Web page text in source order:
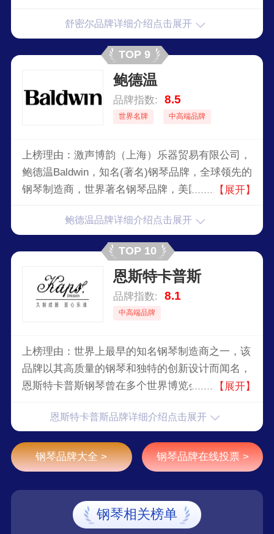
员管理，继续秉承创始人的质量与创新理念。
舒密尔品牌详细介绍点击展开
TOP 9
鲍德温
品牌指数: 8.5
世界名牌 中高端品牌
上榜理由：激声博韵（上海）乐器贸易有限公司，
鲍德温Baldwin，知名(著名)钢琴品牌，全球领先的
钢琴制造商，世界著名钢琴品牌，美国中西部较大
【展开】
鲍德温品牌详细介绍点击展开
TOP 10
恩斯特卡普斯
品牌指数: 8.1
中高端品牌
上榜理由：世界上最早的知名钢琴制造商之一，该
品牌以其高质量的钢琴和独特的创新设计而闻名，
恩斯特卡普斯钢琴曾在多个世界博览会上展出，包
被瑞典皇家音乐学院授予荣誉会员称号，进一步巩
【展开】
恩斯特卡普斯品牌详细介绍点击展开
钢琴品牌大全 > 钢琴品牌在线投票 >
钢琴相关榜单